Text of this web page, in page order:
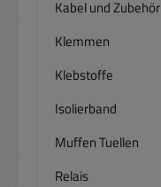
Kabel und Zubehör
Klemmen
Klebstoffe
Isolierband
Muffen Tuellen
Relais